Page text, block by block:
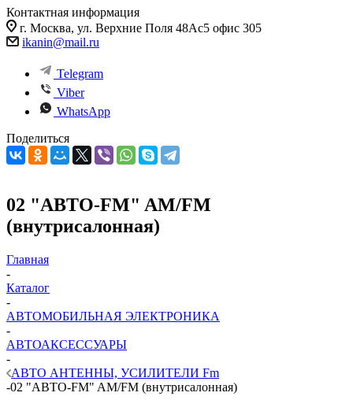
Контактная информация
г. Москва, ул. Верхние Поля 48Ас5 офис 305
ikanin@mail.ru
Telegram
Viber
WhatsApp
Поделиться
02 "АВТО-FM" AM/FM
(внутрисалонная)
Главная
-
Каталог
-
АВТОМОБИЛЬНАЯ ЭЛЕКТРОНИКА
-
АВТОАКСЕССУАРЫ
-
АВТО АНТЕННЫ, УСИЛИТЕЛИ Fm
-02 "АВТО-FM" AM/FM (внутрисалонная)